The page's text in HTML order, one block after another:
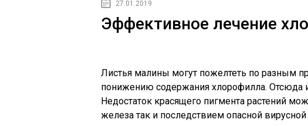
27.01.2019
Эффективное лечение
Листья малины могут пожелтеть по разным
понижению содержания хлорофилла. Отсюда
Недостаток красящего пигмента растений
железа так и последствием опасной